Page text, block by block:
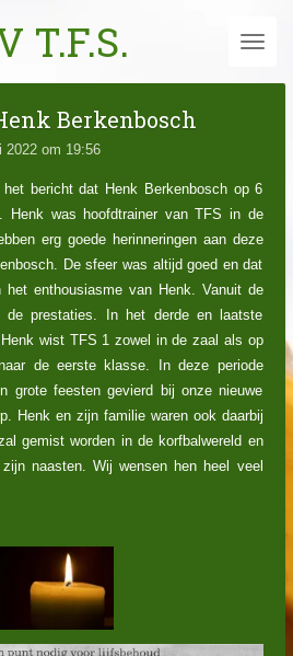
T.F.S.
Berkenbosch
2022 om 19:56
bericht dat Henk Berkenbosch op 6
Henk was hoofdtrainer van TFS in de
erg goede herinneringen aan deze
De sfeer was altijd goed en dat
enthousiasme van Henk. Vanuit de
de prestaties. In het derde en laatste
wist TFS 1 zowel in de zaal als op
de eerste klasse. In deze periode
grote feesten gevierd bij onze nieuwe
Henk en zijn familie waren ook daarbij
gemist worden in de korfbalwereld en
naasten. Wij wensen hen heel veel